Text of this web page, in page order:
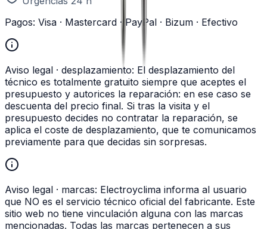
Pagos: Visa · Mastercard · PayPal · Bizum · Efectivo
Aviso legal · desplazamiento: El desplazamiento del
técnico es totalmente gratuito siempre que aceptes el
presupuesto y autorices la reparación: en ese caso se
descuenta del precio final. Si tras la visita y el
presupuesto decides no contratar la reparación, se
aplica el coste de desplazamiento, que te comunicamos
previamente para que decidas sin sorpresas.
Aviso legal · marcas: Electroyclima informa al usuario
que NO es el servicio técnico oficial del fabricante. Este
sitio web no tiene vinculación alguna con las marcas
mencionadas. Todas las marcas pertenecen a sus